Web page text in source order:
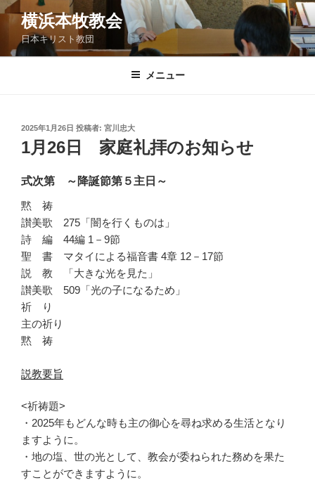
コ
ン
横浜本牧教会
日本キリスト教団
メニュー
投
稿
日:
2025年1月26日 投稿者: 宮川忠大
1月26日 家庭礼拝のお知らせ
式次第 ～降誕節第５主日～
黙 祷
讃美歌 275「闇を行くものは」
詩 編 44編 1－9節
聖 書 マタイによる福音書 4章 12－17節
説 教 「大きな光を見た」
讃美歌 509「光の子になるため」
祈 り
主の祈り
黙 祷
説教要旨
<祈祷題>
・2025年もどんな時も主の御心を尋ね求める生活となり
ますように。
・地の塩、世の光として、教会が委ねられた務めを果た
すことができますように。